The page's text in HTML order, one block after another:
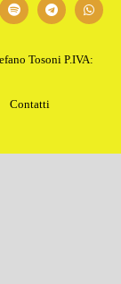
Tosoni P.IVA:
Contatti